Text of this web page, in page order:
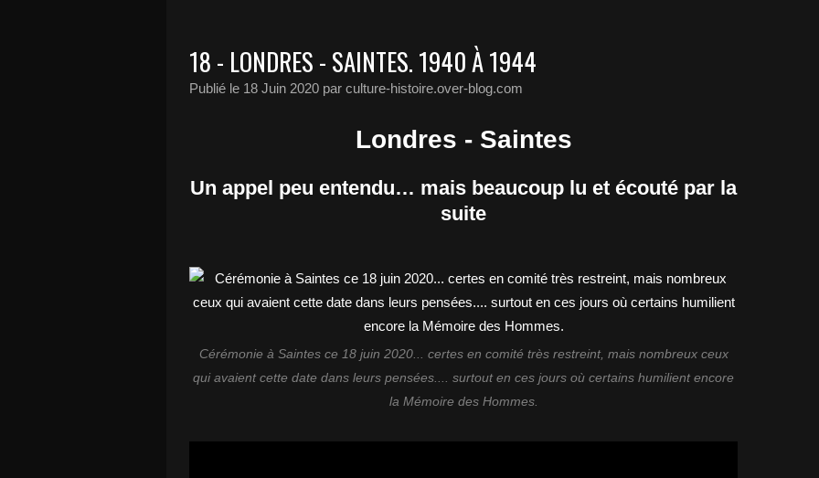
18 - LONDRES - SAINTES. 1940 À 1944
Publié le 18 Juin 2020 par culture-histoire.over-blog.com
Londres - Saintes
Un appel peu entendu… mais beaucoup lu et écouté par la
suite
Cérémonie à Saintes ce 18 juin 2020... certes en comité très restreint, mais nombreux ceux
qui avaient cette date dans leurs pensées.... surtout en ces jours où certains humilient encore
la Mémoire des Hommes.